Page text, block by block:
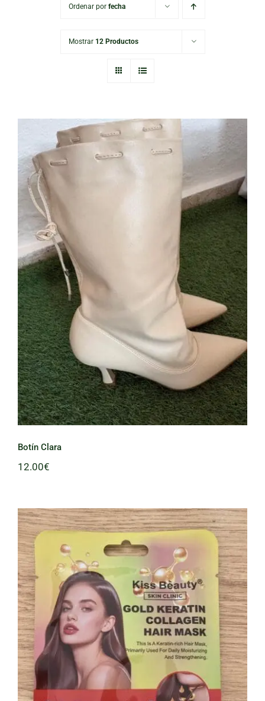
Ordenar por fecha
Mostrar 12 Productos
Botín Clara
12.00€
Mascarilla Pelo Keratina y Colágeno